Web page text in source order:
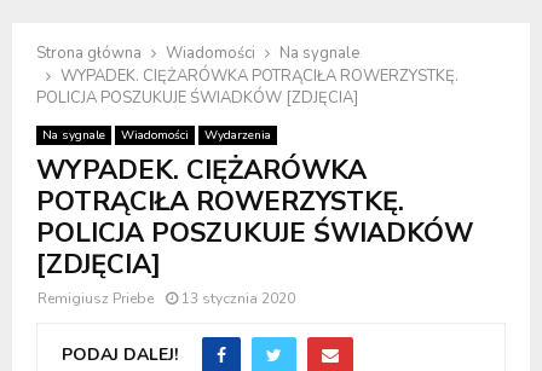
Strona główna Wiadomości
Na sygnale
WYPADEK. CIĘŻARÓWKA POTRĄCIŁA ROWERZYSTKĘ.
POLICJA POSZUKUJE ŚWIADKÓW [ZDJĘCIA]
Na sygnale Wiadomości Wydarzenia
WYPADEK. CIĘŻARÓWKA
POTRĄCIŁA ROWERZYSTKĘ.
POLICJA POSZUKUJE ŚWIADKÓW
[ZDJĘCIA]
Remigiusz Priebe 13 stycznia 2020
PODAJ DALEJ!